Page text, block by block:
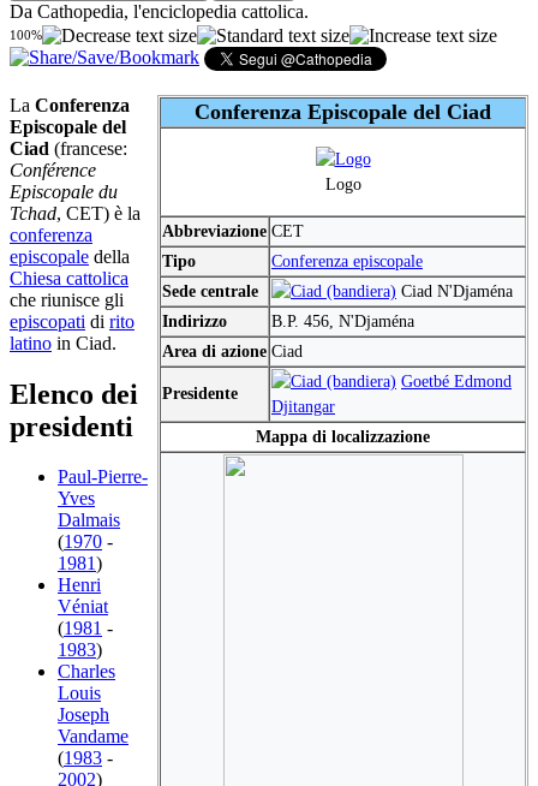
Da Cathopedia, l'enciclopedia cattolica.
100%
Conferenza Episcopale del Ciad
Logo
Abbreviazione CET
Tipo
Conferenza episcopale
Sede centrale
Ciad N'Djaména
Indirizzo
B.P. 456, N'Djaména
Area di azione Ciad
Presidente
Goetbé Edmond
Djitangar
Mappa di localizzazione
La Conferenza
Episcopale del
Ciad (francese:
Conférence
Episcopale du
Tchad, CET) è la
conferenza
episcopale della
Chiesa cattolica
che riunisce gli
episcopati di rito
latino in Ciad.
Elenco dei
presidenti
Paul-Pierre-
Yves
Dalmais
(1970 -
1981)
Henri
Véniat
(1981 -
1983)
Charles
Louis
Joseph
Vandame
(1983 -
2002)